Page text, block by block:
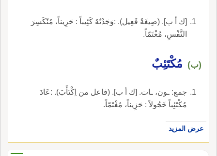
[ك أ ب]. (صِيغَةُ فَعِيل). :وَجَدْتُهُ كَئِيباً : حَزِيناً، مُنْكَسِرَ
النَّفْسِ، مُغْتَمّاً.
(ب) مُكْتَئِبٌ
جمع: ـون، ـات. [ك أ ب]. (فاعل من اِكْتَأَبَ). :عَادَ
مُكْتَئِباً خَجُولاً : حَزِيناً، مُغْتَمّاً.
عرض المزيد